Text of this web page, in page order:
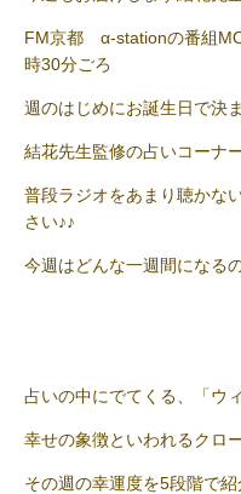
FM京都 α-stationの番組
時30分ごろ
週のはじめにお誕生日で決
結花先生監修の占いコーナ
普段ラジオをあまり聴かな
さい♪♪
今週はどんな一週間になる
占いの中にでてくる、「ウ
幸せの象徴といわれるクロ
その週の幸運度を5段階で